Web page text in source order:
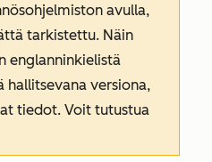
avulla,
tarkistettu. Näin
englanninkielistä
versiona,
tiedot. Voit tutustua